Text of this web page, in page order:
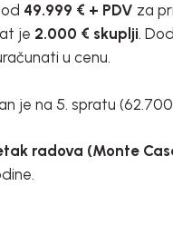
49.999 € + PDV za
je 2.000 € skuplji.
u cenu.
je na 5. spratu
radova (Monte